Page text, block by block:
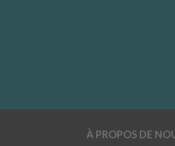
À PROPOS DE